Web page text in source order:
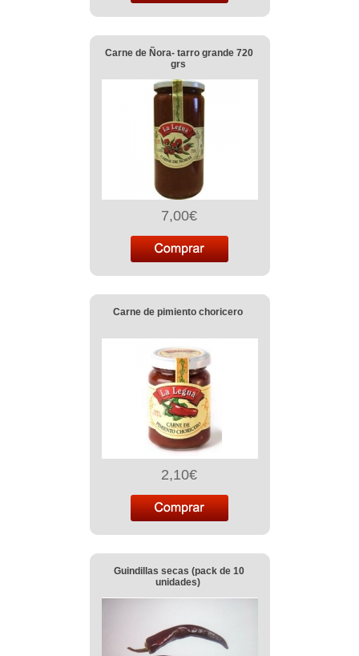
Carne de Ñora- tarro grande 720
grs
7,00€
Carne de pimiento choricero
2,10€
Guindillas secas (pack de 10
unidades)